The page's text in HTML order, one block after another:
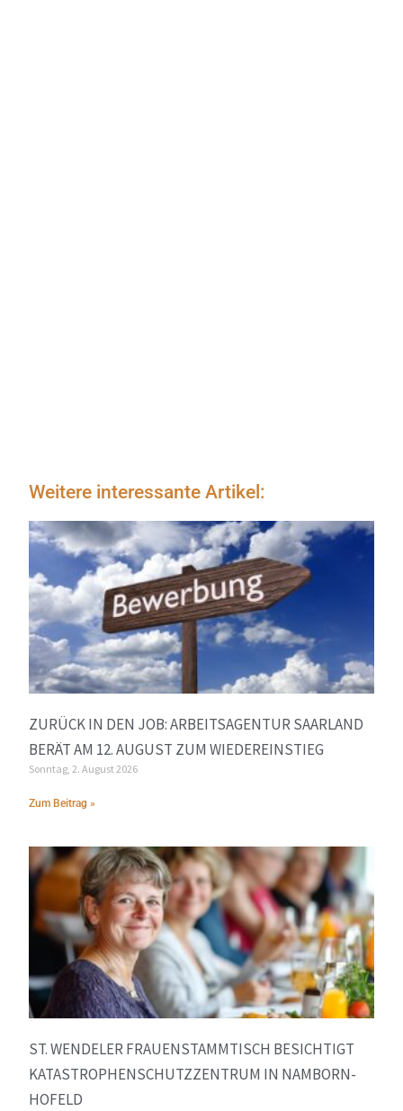
Weitere interessante Artikel:
ZURÜCK IN DEN JOB: ARBEITSAGENTUR SAARLAND
BERÄT AM 12. AUGUST ZUM WIEDEREINSTIEG
Sonntag, 2. August 2026
Zum Beitrag »
ST. WENDELER FRAUENSTAMMTISCH BESICHTIGT
KATASTROPHENSCHUTZZENTRUM IN NAMBORN-
HOFELD